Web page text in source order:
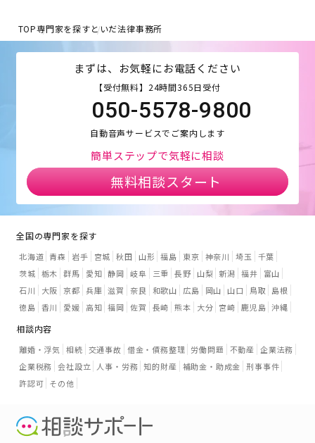
TOP専門家を探すといだ法律事務所
まずは、お気軽にお電話ください
【受付無料】24時間365日受付
050-5578-9800
自動音声サービスでご案内します
簡単ステップで気軽に相談
無料相談スタート
全国の専門家を探す
北海道 青森 岩手 宮城 秋田 山形 福島 東京 神奈川 埼玉
千葉
茨城 栃木 群馬 愛知 静岡 岐阜 三重 長野 山梨 新潟 福井
富山
石川
大阪 京都 兵庫 滋賀 奈良 和歌山 広島 岡山 山口 鳥取
島根
徳島 香川 愛媛 高知 福岡 佐賀 長崎 熊本 大分 宮崎 鹿児島 沖縄
相談内容
離婚・浮気 相続 交通事故 借金・債務整理 労働問題 不動産 企業法務
企業税務 会社設立 人事・労務 知的財産 補助金・助成金 刑事事件
許認可 その他